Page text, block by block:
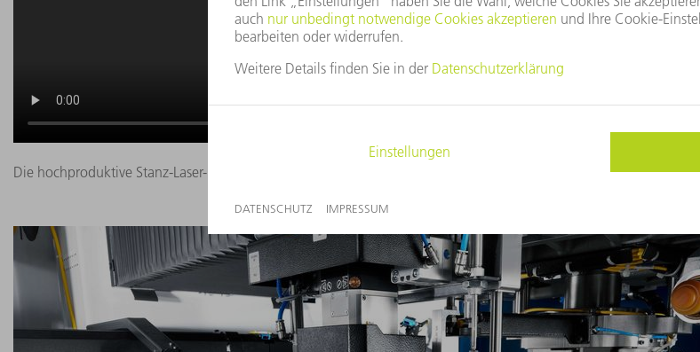
Die hochproduktive Stanz-Laser-Fertigungszelle: Erleben Sie die TruMatic 5000 mit neuem SheetMaster* in Aktion